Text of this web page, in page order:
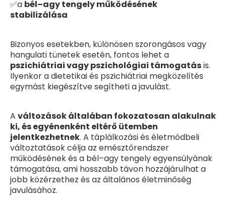
✅a bél–agy tengely működésének
stabilizálása
Bizonyos esetekben, különösen szorongásos vagy
hangulati tünetek esetén, fontos lehet a
pszichiátriai vagy pszichológiai támogatásis.
Ilyenkor a dietetikai és pszichiátriai megközelítés
egymást kiegészítve segítheti a javulást.
A változások általában fokozatosan alakulnak
ki, és egyénenként eltérő ütemben
jelentkezhetnek. A táplálkozási és életmódbeli
változtatások célja az emésztőrendszer
működésének és a bél–agy tengely egyensúlyának
támogatása, ami hosszabb távon hozzájárulhat a
jobb közérzethez és az általános életminőség
javulásához.